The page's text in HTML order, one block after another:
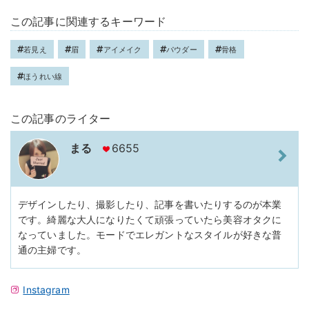
この記事に関連するキーワード
若見え 眉 アイメイク パウダー 骨格
ほうれい線
この記事のライター
まる 6655
デザインしたり、撮影したり、記事を書いたりするのが本業
です。綺麗な大人になりたくて頑張っていたら美容オタクに
なっていました。モードでエレガントなスタイルが好きな普
通の主婦です。
Instagram